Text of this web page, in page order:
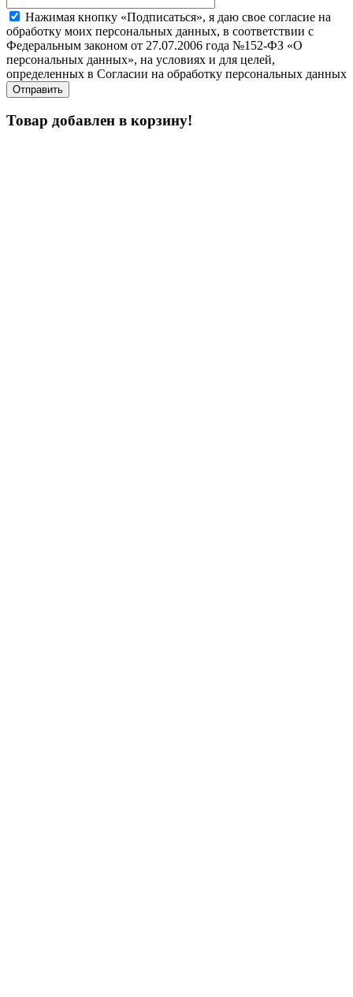
Нажимая кнопку «Подписаться», я даю свое согласие на
обработку моих персональных данных, в соответствии с
Федеральным законом от 27.07.2006 года №152-ФЗ «О
персональных данных», на условиях и для целей,
определенных в Согласии на обработку персональных данных
Товар добавлен в корзину!